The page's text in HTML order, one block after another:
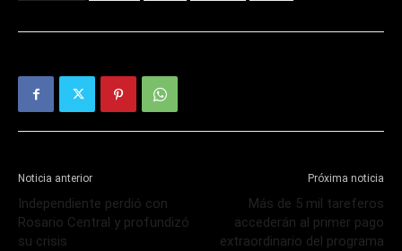
Noticia anterior
Independiente perdió con
Rosario Central y profundizó
su crisis
Próxima noticia
Más de 5 mil tareferos
accederán al primer pago
extraordinario del programa